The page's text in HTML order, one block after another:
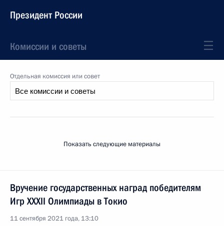
Президент России
Комиссии и советы
Отдельная комиссия или совет
Показать следующие материалы
Вручение государственных наград победителям
Игр XXXII Олимпиады в Токио
11 сентября 2021 года, 13:10